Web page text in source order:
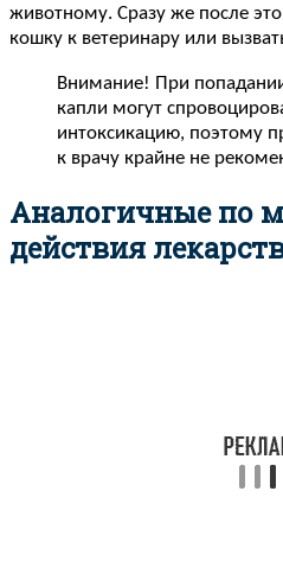
животному. Сразу же после
кошку к ветеринару или
Внимание! При
капли могут
интоксикацию, поэтому
к врачу крайне не
Аналогичные по
действия